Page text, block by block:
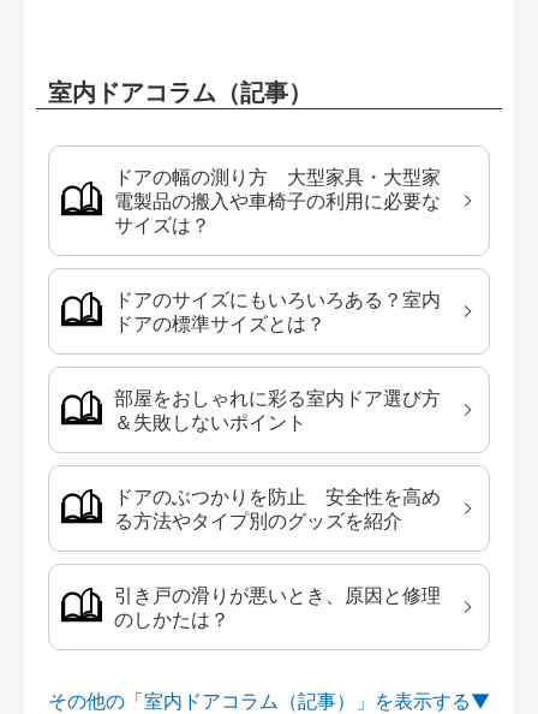
室内ドアコラム（記事）
ドアの幅の測り方 大型家具・大型家
電製品の搬入や車椅子の利用に必要な
サイズは？
ドアのサイズにもいろいろある？室内
ドアの標準サイズとは？
部屋をおしゃれに彩る室内ドア選び方
＆失敗しないポイント
ドアのぶつかりを防止 安全性を高め
る方法やタイプ別のグッズを紹介
引き戸の滑りが悪いとき、原因と修理
のしかたは？
その他の「室内ドアコラム（記事）」を